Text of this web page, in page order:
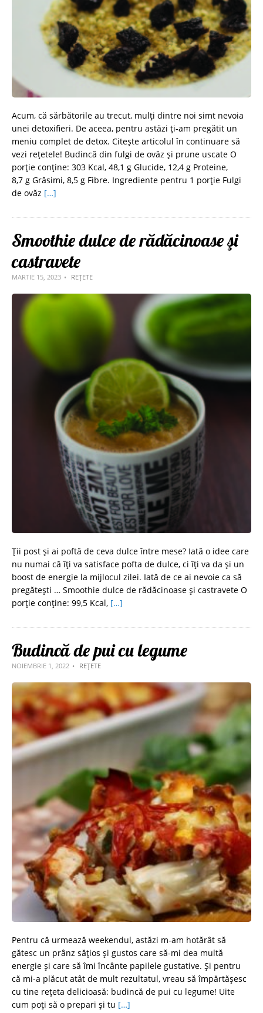
Acum, că sărbătorile au trecut, mulți dintre noi simt nevoia
unei detoxifieri. De aceea, pentru astăzi ți-am pregătit un
meniu complet de detox. Citește articolul în continuare să
vezi rețetele! Budincă din fulgi de ovăz și prune uscate O
porție conține: 303 Kcal, 48,1 g Glucide, 12,4 g Proteine,
8,7 g Grăsimi, 8,5 g Fibre. Ingrediente pentru 1 porție Fulgi
de ovăz […]
Smoothie dulce de rădăcinoase şi
castravete
MARTIE 15, 2023 REȚETE
Ții post și ai poftă de ceva dulce între mese? Iată o idee care
nu numai că îți va satisface pofta de dulce, ci îți va da și un
boost de energie la mijlocul zilei. Iată de ce ai nevoie ca să
pregătești … Smoothie dulce de rădăcinoase şi castravete O
porție conține: 99,5 Kcal, […]
Budincă de pui cu legume
NOIEMBRIE 1, 2022 REȚETE
Pentru că urmează weekendul, astăzi m-am hotărât să
gătesc un prânz sățios și gustos care să-mi dea multă
energie și care să îmi încânte papilele gustative. Și pentru
că mi-a plăcut atât de mult rezultatul, vreau să împărtășesc
cu tine rețeta delicioasă: budincă de pui cu legume! Uite
cum poți să o prepari și tu […]